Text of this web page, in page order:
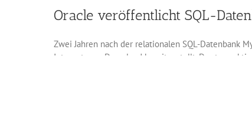
Oracle veröffentlicht SQL-
Zwei Jahren nach der relationalen SQL-Datenbank
Internet zum Download bereitgestellt. Das